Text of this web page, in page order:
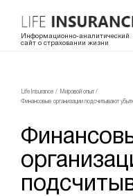
Информационно-аналитический
сайт о страховании жизни
LifeInsurance / Мировой опыт/
Финансовые организации подсчитывают